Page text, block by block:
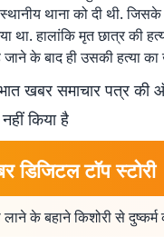
थाना को दी थी. जिसके
था. हालांकि मृत छात्र की
के बाद ही उसकी हत्या का
खबर समाचार पत्र की
किया है
डिजिटल टॉप स्टोरी
लाने के बहाने किशोरी से